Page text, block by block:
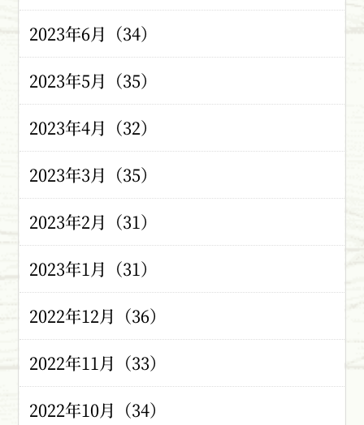
2023年6月（34）
2023年5月（35）
2023年4月（32）
2023年3月（35）
2023年2月（31）
2023年1月（31）
2022年12月（36）
2022年11月（33）
2022年10月（34）